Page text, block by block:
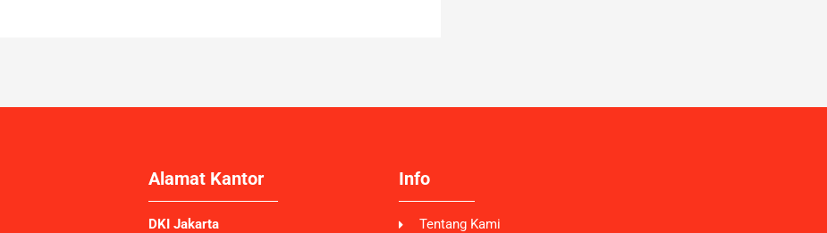
Alamat Kantor
DKI Jakarta
Info
Tentang Kami